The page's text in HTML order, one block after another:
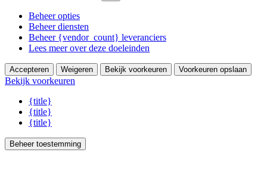
Beheer opties
Beheer diensten
Beheer {vendor_count} leveranciers
Lees meer over deze doeleinden
Accepteren Weigeren Bekijk voorkeuren Voorkeuren opslaan
Bekijk voorkeuren
{title}
{title}
{title}
Beheer toestemming